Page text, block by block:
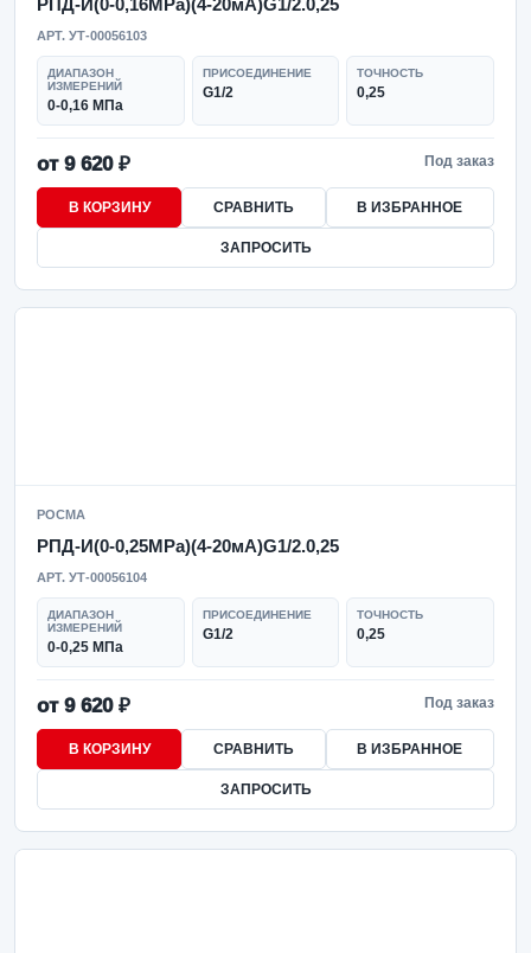
РПД-И(0-0,16MPa)(4-20мА)G1/2.0,25
АРТ. УТ-00056103
ДИАПАЗОН
ИЗМЕРЕНИЙ
0-0,16 МПа
ПРИСОЕДИНЕНИЕ
G1/2
ТОЧНОСТЬ
0,25
от 9 620 ₽ Под заказ
В КОРЗИНУ СРАВНИТЬ В ИЗБРАННОЕ
ЗАПРОСИТЬ
РОСМА
РПД-И(0-0,25MPa)(4-20мА)G1/2.0,25
АРТ. УТ-00056104
ДИАПАЗОН
ИЗМЕРЕНИЙ
0-0,25 МПа
ПРИСОЕДИНЕНИЕ
G1/2
ТОЧНОСТЬ
0,25
от 9 620 ₽ Под заказ
В КОРЗИНУ СРАВНИТЬ В ИЗБРАННОЕ
ЗАПРОСИТЬ